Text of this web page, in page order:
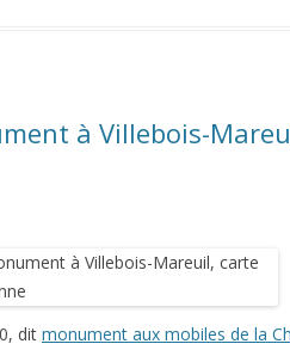
à Villebois-
dit monument aux mobiles de la